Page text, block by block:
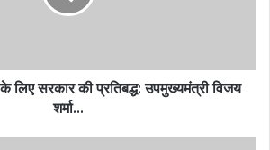
सरकार की प्रतिबद्ध: उपमुख्यमंत्री विजय
शर्मा…